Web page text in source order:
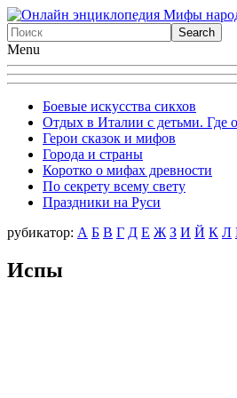
Menu
Боевые искусства сикхов
Отдых в Италии с детьми. Где
Герои сказок и мифов
Города и страны
Коротко о мифах древности
По секрету всему свету
Праздники на Руси
рубикатор: А Б В Г Д Е Ж З И Й К Л
Испы